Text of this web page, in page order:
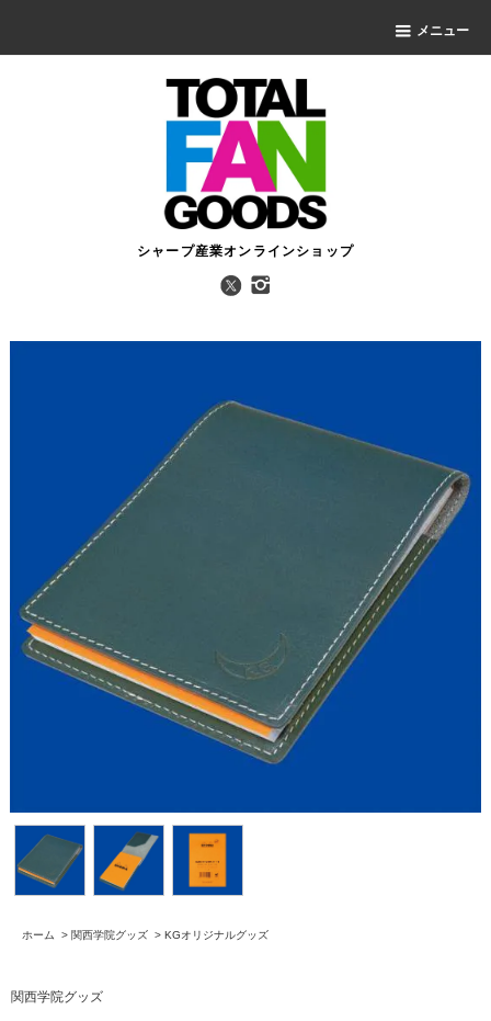
メニュー
シャープ産業オンラインショップ
ホーム > 関西学院グッズ > KGオリジナルグッズ
関西学院グッズ